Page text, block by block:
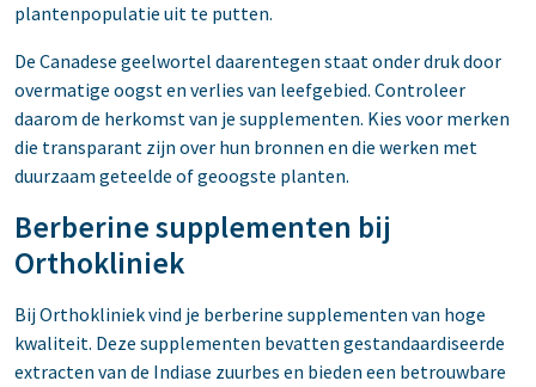
plantenpopulatie uit te putten.
De Canadese geelwortel daarentegen staat onder druk door
overmatige oogst en verlies van leefgebied. Controleer
daarom de herkomst van je supplementen. Kies voor merken
die transparant zijn over hun bronnen en die werken met
duurzaam geteelde of geoogste planten.
Berberine supplementen bij
Orthokliniek
Bij Orthokliniek vind je berberine supplementen van hoge
kwaliteit. Deze supplementen bevatten gestandaardiseerde
extracten van de Indiase zuurbes en bieden een betrouwbare